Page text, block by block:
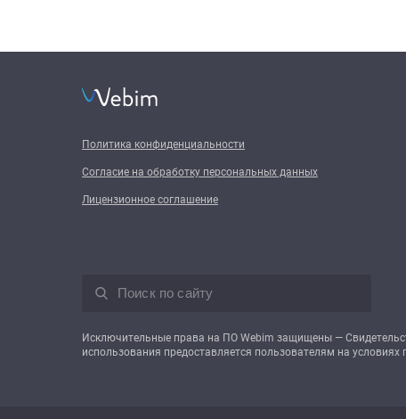
Политика конфиденциальности
Согласие на обработку персональных данных
Лицензионное соглашение
Исключительные права на ПО Webim защищены —
использования предоставляется пользователям на